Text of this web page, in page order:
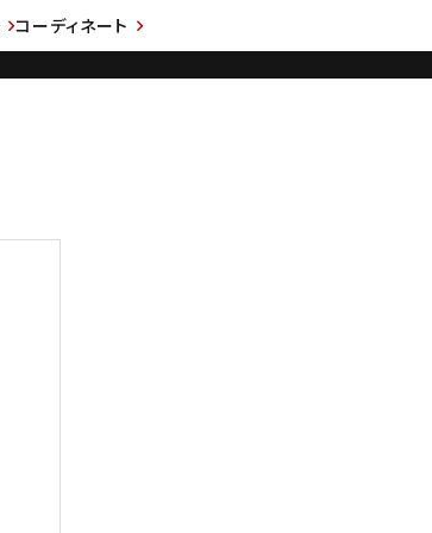
コーディネート